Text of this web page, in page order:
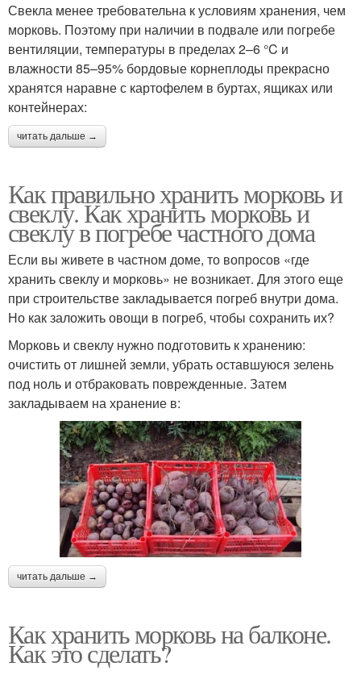
Свекла менее требовательна к условиям хранения, чем
морковь. Поэтому при наличии в подвале или погребе
вентиляции, температуры в пределах 2–6 °C и
влажности 85–95% бордовые корнеплоды прекрасно
хранятся наравне с картофелем в буртах, ящиках или
контейнерах:
читать дальше →
Как правильно хранить морковь и
свеклу. Как хранить морковь и
свеклу в погребе частного дома
Если вы живете в частном доме, то вопросов «где
хранить свеклу и морковь» не возникает. Для этого еще
при строительстве закладывается погреб внутри дома.
Но как заложить овощи в погреб, чтобы сохранить их?
Морковь и свеклу нужно подготовить к хранению:
очистить от лишней земли, убрать оставшуюся зелень
под ноль и отбраковать поврежденные. Затем
закладываем на хранение в:
читать дальше →
Как хранить морковь на балконе.
Как это сделать?